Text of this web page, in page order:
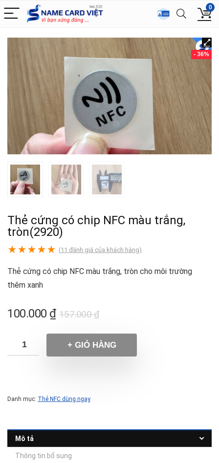
0
- 36%
Thẻ cứng có chip NFC màu trắng,
tròn(2920)
★★★★★ (11 đánh giá của khách hàng)
Thẻ cứng có chip NFC màu trắng, tròn cho môi trường
thêm xanh
157.000₫
100.000 ₫
+ GIỎ HÀNG
Danh mục: Thẻ NFC dùng ngay
Mô tả
Thông tin bổ sung